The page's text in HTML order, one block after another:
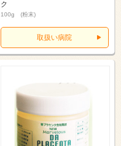
ク
100g (粉末)
取扱い病院